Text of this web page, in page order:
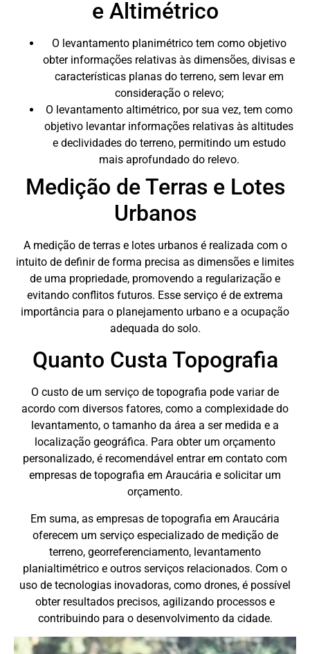
e Altimétrico
O levantamento planimétrico tem como objetivo
obter informações relativas às dimensões, divisas e
características planas do terreno, sem levar em
consideração o relevo;
O levantamento altimétrico, por sua vez, tem como
objetivo levantar informações relativas às altitudes
e declividades do terreno, permitindo um estudo
mais aprofundado do relevo.
Medição de Terras e Lotes
Urbanos
A medição de terras e lotes urbanos é realizada com o
intuito de definir de forma precisa as dimensões e limites
de uma propriedade, promovendo a regularização e
evitando conflitos futuros. Esse serviço é de extrema
importância para o planejamento urbano e a ocupação
adequada do solo.
Quanto Custa Topografia
O custo de um serviço de topografia pode variar de
acordo com diversos fatores, como a complexidade do
levantamento, o tamanho da área a ser medida e a
localização geográfica. Para obter um orçamento
personalizado, é recomendável entrar em contato com
empresas de topografia em Araucária e solicitar um
orçamento.
Em suma, as empresas de topografia em Araucária
oferecem um serviço especializado de medição de
terreno, georreferenciamento, levantamento
planialtimétrico e outros serviços relacionados. Com o
uso de tecnologias inovadoras, como drones, é possível
obter resultados precisos, agilizando processos e
contribuindo para o desenvolvimento da cidade.